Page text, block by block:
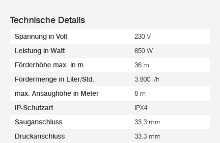
Technische Details
Spannung in Volt 230 V
Leistung in Watt 650 W
Förderhöhe max. in m 36 m
Fördermenge in Liter/Std. 3.800 l/h
max. Ansaughöhe in Meter 8 m
IP-Schutzart IPX4
Sauganschluss 33,3 mm
Druckanschluss 33,3 mm